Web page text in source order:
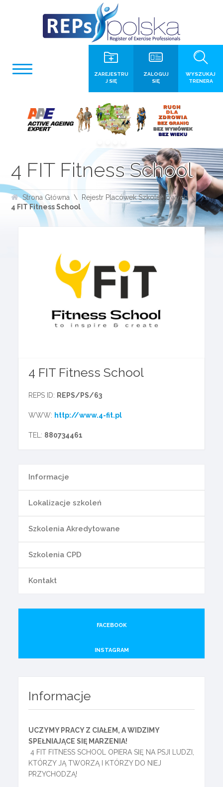
WYSZUKAJ
TRENERA
ZALOGUJ
SIĘ
ZAREJESTRU
J SIĘ
4 FIT Fitness School
Strona Główna
Rejestr Placówek Szkoleniowych
4 FIT Fitness School
4 FIT Fitness School
REPS ID: REPS/PS/63
WWW: http://www.4-fit.pl
TEL: 880734461
Informacje
Lokalizacje szkoleń
Szkolenia Akredytowane
Szkolenia CPD
Kontakt
FACEBOOK
INSTAGRAM
Informacje
UCZYMY PRACY Z CIAŁEM, A WIDZIMY
SPEŁNIAJĄCE SIĘ MARZENIA!
4 FIT FITNESS SCHOOL OPIERA SIĘ NA PSJI LUDZI,
KTÓRZY JĄ TWORZĄ I KTÓRZY DO NIEJ
PRZYCHODZĄ!